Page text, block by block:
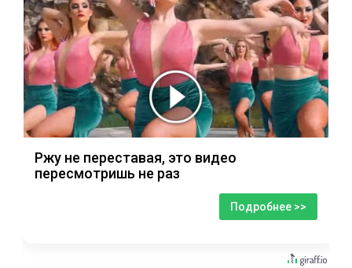
Ржу не переставая, это видео
пересмотришь не раз
Подробнее >>